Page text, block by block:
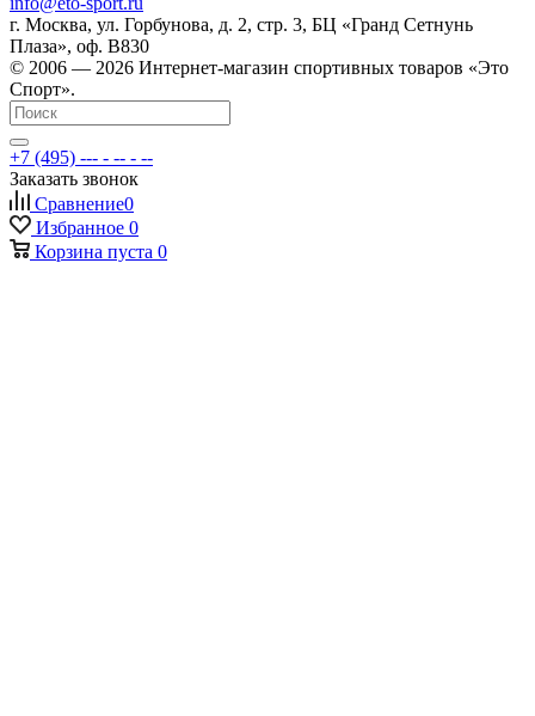
г. Москва, ул. Горбунова, д. 2, стр. 3, БЦ «Гранд Сетнунь
Плаза», оф. В830
© 2006 — 2026 Интернет-магазин спортивных товаров «Это
Спорт».
+7 (495) --- - -- - --
Заказать звонок
Сравнение0
Избранное 0
Корзина пуста 0